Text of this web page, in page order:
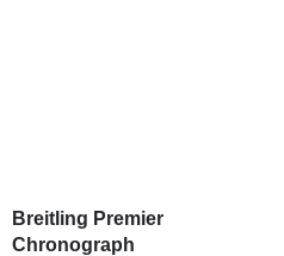
Breitling Premier
Chronograph